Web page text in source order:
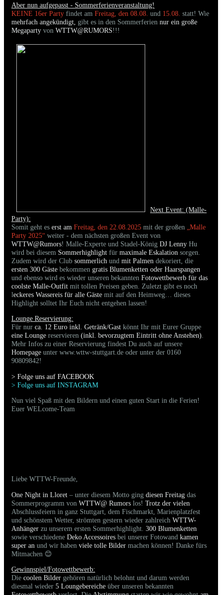
Aber nun aufgepasst - Sommerferienveranstaltung!
KEINE 16er Party findet am Freitag, den 08.08. und 15.08. statt! Wie
mehrfach angekündigt, gibt es in den Sommerferien nur ein große
Megaparty von WTTW@RUMORS!!!
Next Event: (Malle-
Party):
Somit geht es erst am Freitag, den 22.08.2025 mit der großen
„Malle
Party 2025“ weiter - dem nächsten großen Event von
WTTW@Rumors! Malle-Experte und Stadel-König DJ Lenny Hu
wird bei diesem Sommerhighlight für maximale Eskalation sorgen.
Zudem wird der Club sommerlich und mit Palmen dekoriert, die
ersten 300 Gäste bekommen gratis Blumenketten oder Haarspangen
und ebenso wird es wieder unseren bekannten Fotowettbewerb für das
coolste Malle-Outfit mit tollen Preisen geben. Zuletzt gibt es noch
leckeres Wassereis für alle Gäste mit auf den Heimweg… dieses
Highlight solltet Ihr Euch nicht entgehen lassen!
Lounge Reservierung:
Für nur ca. 12 Euro inkl. Getränk/Gast könnt Ihr mit Eurer Gruppe
eine Lounge reservieren (inkl. bevorzugtem Eintritt ohne Anstehen).
Mehr Infos zu einer Reservierung findest Du auch auf unsere
Homepage unter www.wttw-stuttgart.de oder unter der 0160
90809842!
> Folge uns auf FACEBOOK
> Folge uns auf INSTAGRAM
Nun viel Spaß mit den Bildern und einen guten Start in die Ferien!
Euer WELcome-Team
Liebe WTTW-Freunde,
One Night in Lloret – unter diesem Motto ging diesen Freitag das
Sommerprogramm von WTTW@ Rumors los! Trotz der vielen
Abschlussfeiern in ganz Stuttgart, dem Fischmarkt, Marienplatzfest
und schönstem Wetter, strömten gestern wieder zahlreich WTTW-
Anhänger zu unserem ersten Sommerhighlight. 300 Blumenketten
sowie verschiedene Deko Accessoires bei unserer Fotowand kamen
super an und wir haben viele tolle Bilder machen können! Danke fürs
Mitmachen 😊
Gewinnspiel/Fotowettbewerb:
Die coolen Bilder gehören natürlich belohnt und darum werden
diesmal wieder 5 Loungebereiche über unseren bekannten